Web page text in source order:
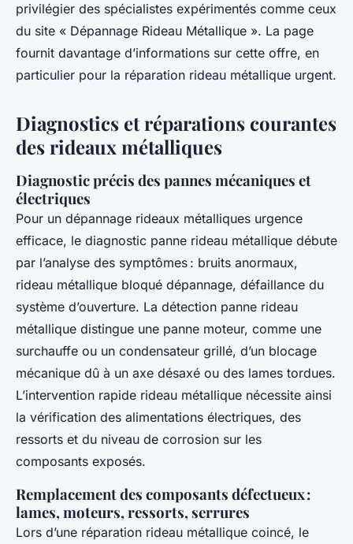
privilégier des spécialistes expérimentés comme ceux
du site « Dépannage Rideau Métallique ». La page
fournit davantage d’informations sur cette offre, en
particulier pour la réparation rideau métallique urgent.
Diagnostics et réparations courantes
des rideaux métalliques
Diagnostic précis des pannes mécaniques et
électriques
Pour un dépannage rideaux métalliques urgence
efficace, le diagnostic panne rideau métallique débute
par l’analyse des symptômes : bruits anormaux,
rideau métallique bloqué dépannage, défaillance du
système d’ouverture. La détection panne rideau
métallique distingue une panne moteur, comme une
surchauffe ou un condensateur grillé, d’un blocage
mécanique dû à un axe désaxé ou des lames tordues.
L’intervention rapide rideau métallique nécessite ainsi
la vérification des alimentations électriques, des
ressorts et du niveau de corrosion sur les
composants exposés.
Remplacement des composants défectueux :
lames, moteurs, ressorts, serrures
Lors d’une réparation rideau métallique coincé, le